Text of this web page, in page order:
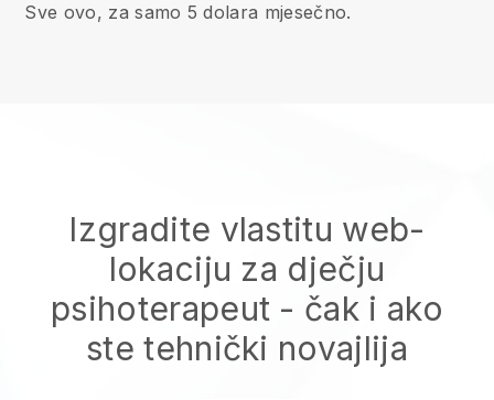
Sve ovo, za samo 5 dolara mjesečno.
Izgradite vlastitu web-
lokaciju za dječju
psihoterapeut - čak i ako
ste tehnički novajlija